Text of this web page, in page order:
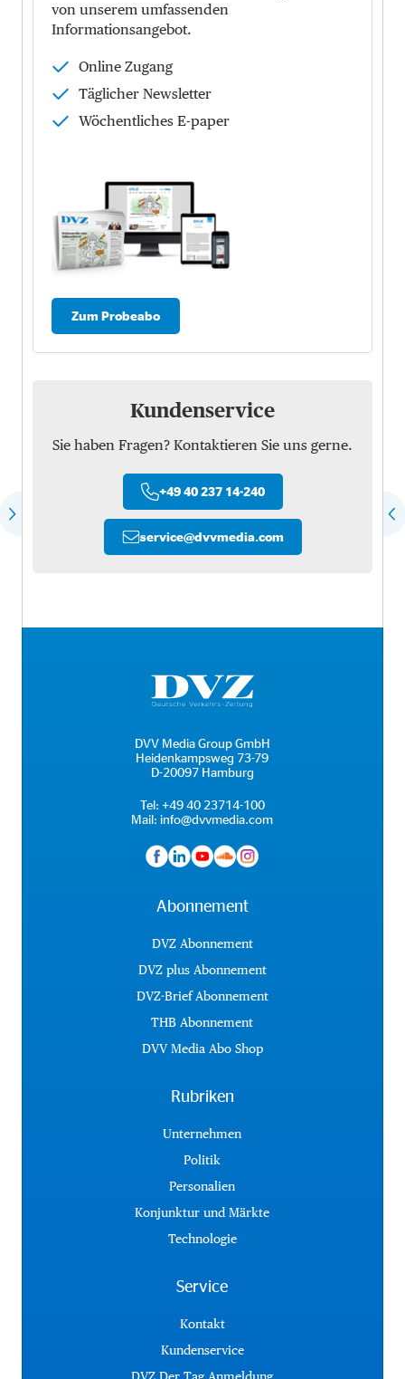
von unserem umfassenden
Informationsangebot.
Online Zugang
Täglicher Newsletter
Wöchentliches E-paper
Zum Probeabo
Kundenservice
Sie haben Fragen? Kontaktieren Sie uns gerne.
+49 40 237 14-240
service@dvvmedia.com
DVV Media Group GmbH
Heidenkampsweg 73-79
D-20097 Hamburg
Tel: +49 40 23714-100
Mail: info@dvvmedia.com
Abonnement
DVZ Abonnement
DVZ plus Abonnement
DVZ-Brief Abonnement
THB Abonnement
DVV Media Abo Shop
Rubriken
Unternehmen
Politik
Personalien
Konjunktur und Märkte
Technologie
Service
Kontakt
Kundenservice